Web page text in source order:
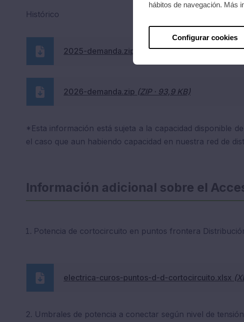
Histórico
2025-demanda.zip (ZIP · 124,83 KB)
2026-demanda.zip (ZIP · 93,9 KB)
*Esta información está sujeta a la capacidad disponible
el caso que aun habiendo capacidad en nuestra red de
Información adicional sobre el
Potencia de cortocircuito en puntos frontera
electrica-curos-puntos-d-d-cortocircuito.xlsx
2. Umbrales de potencia a conectar según nivel de
hábitos de navegación. Más
Configurar cookies